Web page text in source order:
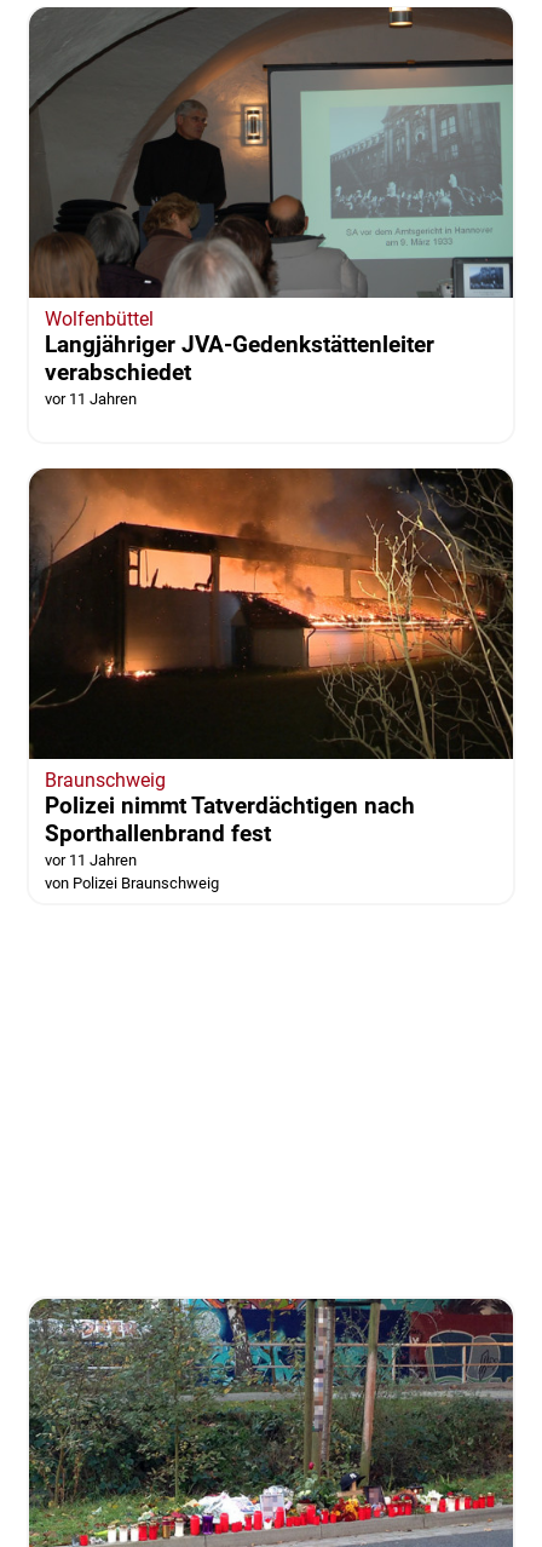
Wolfenbüttel
Langjähriger JVA-Gedenkstättenleiter
verabschiedet
vor 11 Jahren
Braunschweig
Polizei nimmt Tatverdächtigen nach
Sporthallenbrand fest
vor 11 Jahren
von Polizei Braunschweig